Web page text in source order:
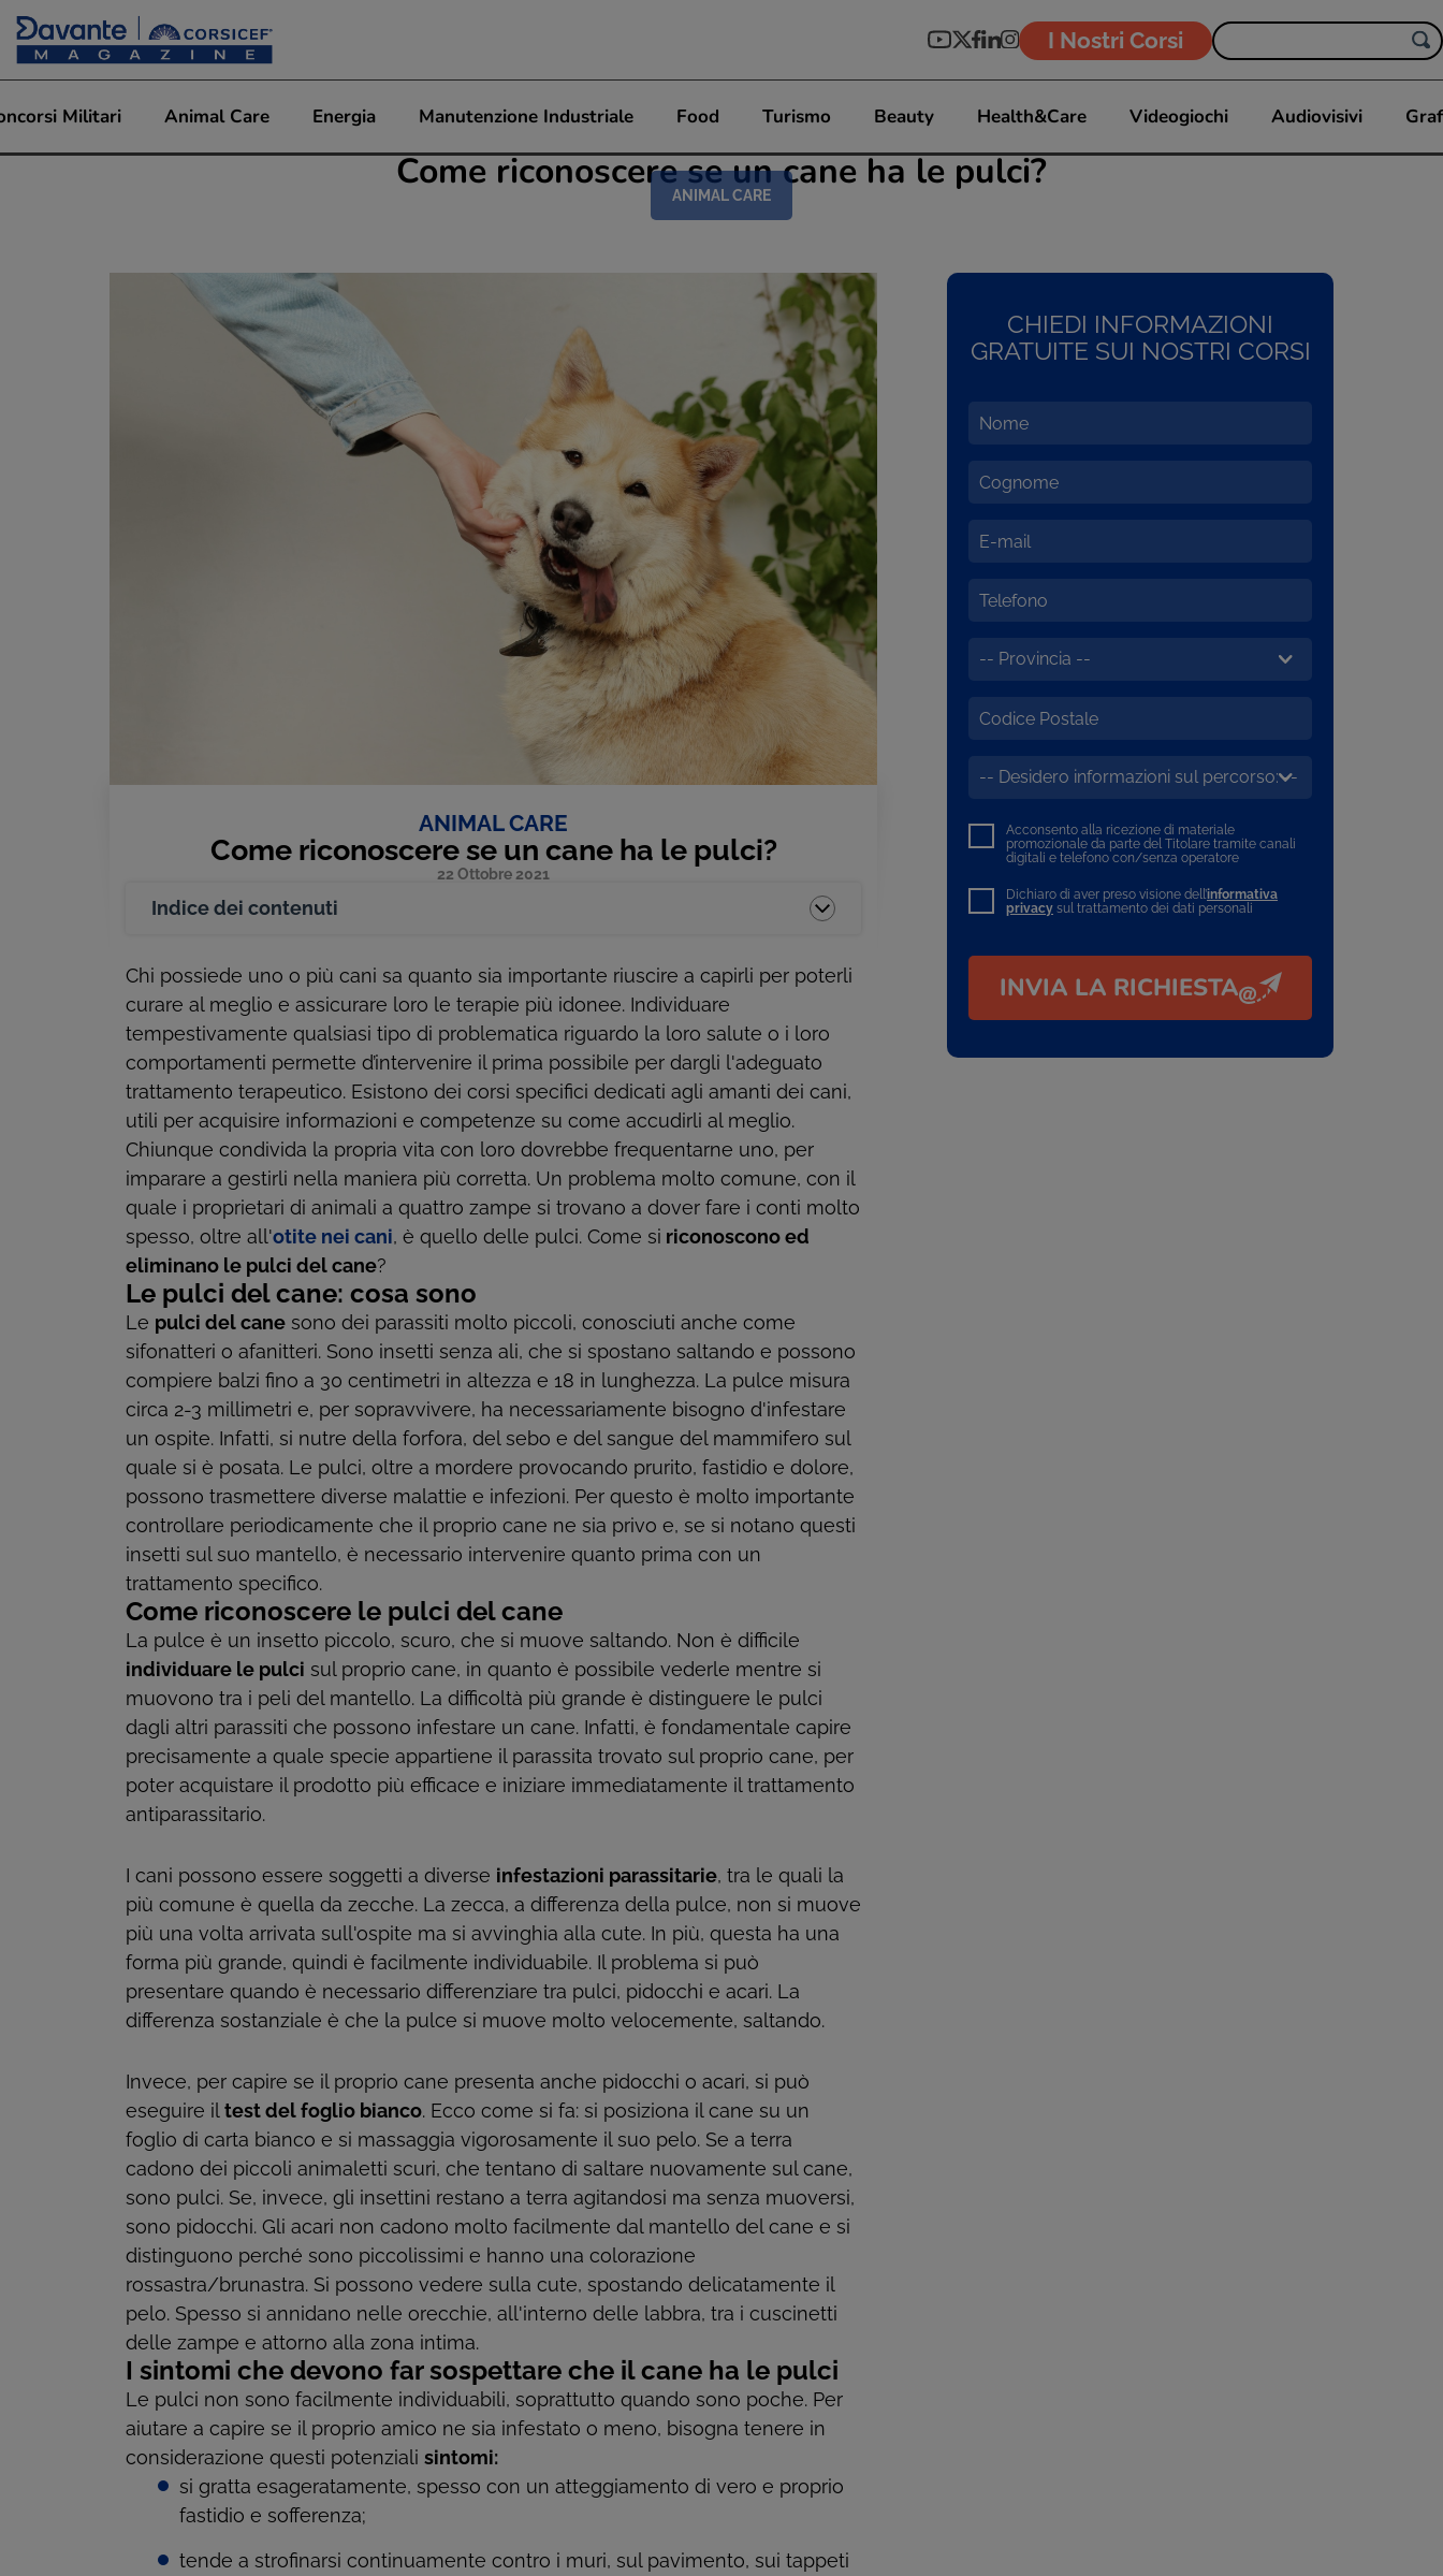
I Nostri Corsi
Militari Animal Care Energia Manutenzione Industriale Food Turismo Beauty Health&Care Videogiochi Audiovisivi
Come riconoscere se un cane ha le pulci?
ANIMAL CARE
ANIMAL CARE
Come riconoscere se un cane ha le pulci?
22 Ottobre 2021
Indice dei contenuti
Chi possiede uno o più cani sa quanto sia importante riuscire a capirli per poterli
curare al meglio e assicurare loro le terapie più idonee. Individuare
tempestivamente qualsiasi tipo di problematica riguardo la loro salute o i loro
comportamenti permette d’intervenire il prima possibile per dargli l'adeguato
trattamento terapeutico. Esistono dei corsi specifici dedicati agli amanti dei cani,
utili per acquisire informazioni e competenze su come accudirli al meglio.
Chiunque condivida la propria vita con loro dovrebbe frequentarne uno, per
imparare a gestirli nella maniera più corretta. Un problema molto comune, con il
quale i proprietari di animali a quattro zampe si trovano a dover fare i conti molto
spesso, oltre all'otite nei cani, è quello delle pulci. Come si riconoscono ed
eliminano le pulci del cane?
Le pulci del cane: cosa sono
Le pulci del cane sono dei parassiti molto piccoli, conosciuti anche come
sifonatteri o afanitteri. Sono insetti senza ali, che si spostano saltando e possono
compiere balzi fino a 30 centimetri in altezza e 18 in lunghezza. La pulce misura
circa 2-3 millimetri e, per sopravvivere, ha necessariamente bisogno d'infestare
un ospite. Infatti, si nutre della forfora, del sebo e del sangue del mammifero sul
quale si è posata. Le pulci, oltre a mordere provocando prurito, fastidio e dolore,
possono trasmettere diverse malattie e infezioni. Per questo è molto importante
controllare periodicamente che il proprio cane ne sia privo e, se si notano questi
insetti sul suo mantello, è necessario intervenire quanto prima con un
trattamento specifico.
Come riconoscere le pulci del cane
La pulce è un insetto piccolo, scuro, che si muove saltando. Non è difficile
individuare le pulci sul proprio cane, in quanto è possibile vederle mentre si
muovono tra i peli del mantello. La difficoltà più grande è distinguere le pulci
dagli altri parassiti che possono infestare un cane. Infatti, è fondamentale capire
precisamente a quale specie appartiene il parassita trovato sul proprio cane, per
poter acquistare il prodotto più efficace e iniziare immediatamente il trattamento
antiparassitario.
I cani possono essere soggetti a diverse infestazioni parassitarie, tra le quali la
più comune è quella da zecche. La zecca, a differenza della pulce, non si muove
più una volta arrivata sull'ospite ma si avvinghia alla cute. In più, questa ha una
forma più grande, quindi è facilmente individuabile. Il problema si può
presentare quando è necessario differenziare tra pulci, pidocchi e acari. La
differenza sostanziale è che la pulce si muove molto velocemente, saltando.
Invece, per capire se il proprio cane presenta anche pidocchi o acari, si può
eseguire il test del foglio bianco. Ecco come si fa: si posiziona il cane su un
foglio di carta bianco e si massaggia vigorosamente il suo pelo. Se a terra
cadono dei piccoli animaletti scuri, che tentano di saltare nuovamente sul cane,
sono pulci. Se, invece, gli insettini restano a terra agitandosi ma senza muoversi,
sono pidocchi. Gli acari non cadono molto facilmente dal mantello del cane e si
distinguono perché sono piccolissimi e hanno una colorazione
rossastra/brunastra. Si possono vedere sulla cute, spostando delicatamente il
pelo. Spesso si annidano nelle orecchie, all'interno delle labbra, tra i cuscinetti
delle zampe e attorno alla zona intima.
I sintomi che devono far sospettare che il cane ha le pulci
Le pulci non sono facilmente individuabili, soprattutto quando sono poche. Per
aiutare a capire se il proprio amico ne sia infestato o meno, bisogna tenere in
considerazione questi potenziali sintomi:
si gratta esageratamente, spesso con un atteggiamento di vero e proprio
fastidio e sofferenza;
tende a strofinarsi continuamente contro i muri, sul pavimento, sui tappeti
CHIEDI INFORMAZIONI
GRATUITE SUI NOSTRI CORSI
Acconsento alla ricezione di materiale
promozionale da parte del Titolare tramite canali
digitali e telefono con/senza operatore
Dichiaro di aver preso visione dell’informativa
privacy sul trattamento dei dati personali
INVIA LA RICHIESTA